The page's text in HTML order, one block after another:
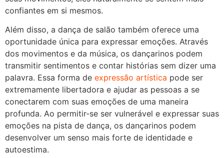
confiantes em si mesmos.
Além disso, a dança de salão também oferece uma
oportunidade única para expressar emoções. Através
dos movimentos e da música, os dançarinos podem
transmitir sentimentos e contar histórias sem dizer uma
palavra. Essa forma de expressão artística pode ser
extremamente libertadora e ajudar as pessoas a se
conectarem com suas emoções de uma maneira
profunda. Ao permitir-se ser vulnerável e expressar suas
emoções na pista de dança, os dançarinos podem
desenvolver um senso mais forte de identidade e
autoestima.